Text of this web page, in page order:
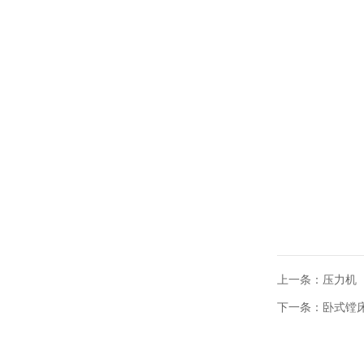
上一条： 压力机
下一条： 卧式镗